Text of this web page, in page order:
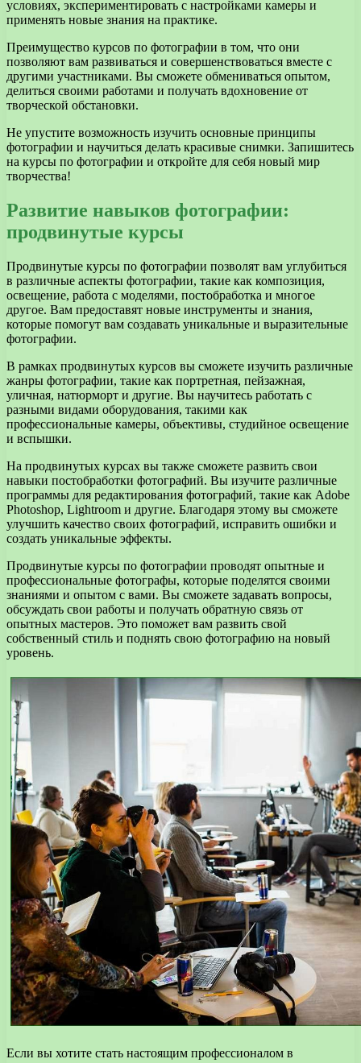
условиях, экспериментировать с настройками камеры и
применять новые знания на практике.
Преимущество курсов по фотографии в том, что они
позволяют вам развиваться и совершенствоваться вместе с
другими участниками. Вы сможете обмениваться опытом,
делиться своими работами и получать вдохновение от
творческой обстановки.
Не упустите возможность изучить основные принципы
фотографии и научиться делать красивые снимки. Запишитесь
на курсы по фотографии и откройте для себя новый мир
творчества!
Развитие навыков фотографии:
продвинутые курсы
Продвинутые курсы по фотографии позволят вам углубиться
в различные аспекты фотографии, такие как композиция,
освещение, работа с моделями, постобработка и многое
другое. Вам предоставят новые инструменты и знания,
которые помогут вам создавать уникальные и выразительные
фотографии.
В рамках продвинутых курсов вы сможете изучить различные
жанры фотографии, такие как портретная, пейзажная,
уличная, натюрморт и другие. Вы научитесь работать с
разными видами оборудования, такими как
профессиональные камеры, объективы, студийное освещение
и вспышки.
На продвинутых курсах вы также сможете развить свои
навыки постобработки фотографий. Вы изучите различные
программы для редактирования фотографий, такие как Adobe
Photoshop, Lightroom и другие. Благодаря этому вы сможете
улучшить качество своих фотографий, исправить ошибки и
создать уникальные эффекты.
Продвинутые курсы по фотографии проводят опытные и
профессиональные фотографы, которые поделятся своими
знаниями и опытом с вами. Вы сможете задавать вопросы,
обсуждать свои работы и получать обратную связь от
опытных мастеров. Это поможет вам развить свой
собственный стиль и поднять свою фотографию на новый
уровень.
Если вы хотите стать настоящим профессионалом в